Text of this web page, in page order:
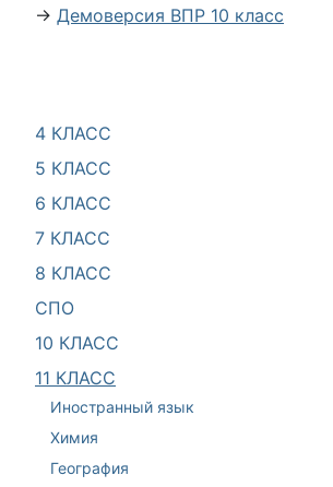
4 КЛАСС
5 КЛАСС
6 КЛАСС
7 КЛАСС
8 КЛАСС
СПО
10 КЛАСС
11 КЛАСС
Иностранный язык
Химия
География
→ Демоверсия ВПР 10 класс